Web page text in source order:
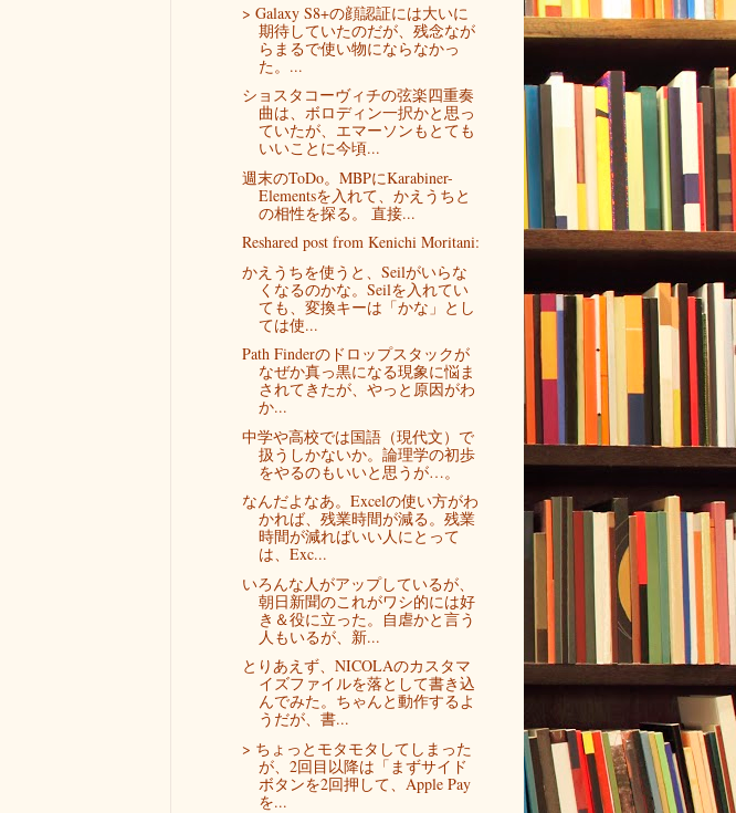
> Galaxy S8+の顔認証には大いに
期待していたのだが、残念なが
らまるで使い物にならなかっ
た。...
ショスタコーヴィチの弦楽四重奏
曲は、ボロディン一択かと思っ
ていたが、エマーソンもとても
いいことに今頃...
週末のToDo。MBPにKarabiner-
Elementsを入れて、かえうちと
の相性を探る。 直接...
Reshared post from Kenichi Moritani:
かえうちを使うと、Seilがいらな
くなるのかな。Seilを入れてい
ても、変換キーは「かな」とし
ては使...
Path Finderのドロップスタックが
なぜか真っ黒になる現象に悩ま
されてきたが、やっと原因がわ
か...
中学や高校では国語（現代文）で
扱うしかないか。論理学の初歩
をやるのもいいと思うが…。
なんだよなあ。Excelの使い方がわ
かれば、残業時間が減る。残業
時間が減ればいい人にとって
は、Exc...
いろんな人がアップしているが、
朝日新聞のこれがワシ的には好
き＆役に立った。自虐かと言う
人もいるが、新...
とりあえず、NICOLAのカスタマ
イズファイルを落として書き込
んでみた。ちゃんと動作するよ
うだが、書...
> ちょっとモタモタしてしまった
が、2回目以降は「まずサイド
ボタンを2回押して、Apple Pay
を...